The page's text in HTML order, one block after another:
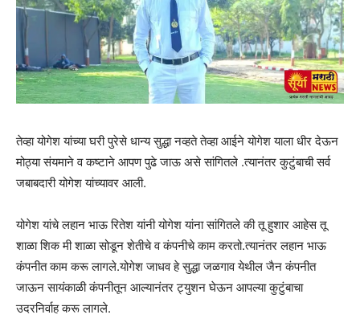
तेव्हा योगेश यांच्या घरी पुरेसे धान्य सुद्धा नव्हते तेव्हा आईने योगेश याला धीर देऊन
मोठ्या संयमाने व कष्टाने आपण पुढे जाऊ असे सांगितले .त्यानंतर कुटुंबाची सर्व
जबाबदारी योगेश यांच्यावर आली.
योगेश यांचे लहान भाऊ रितेश यांनी योगेश यांना सांगितले की तू हुशार आहेस तू
शाळा शिक मी शाळा सोडून शेतीचे व कंपनीचे काम करतो.त्यानंतर लहान भाऊ
कंपनीत काम करू लागले.योगेश जाधव हे सुद्धा जळगाव येथील जैन कंपनीत
जाऊन सायंकाळी कंपनीतून आल्यानंतर ट्युशन घेऊन आपल्या कुटुंबाचा
उदरनिर्वाह करू लागले.